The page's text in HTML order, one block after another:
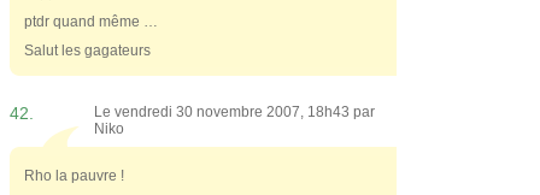
ptdr quand même …
Salut les gagateurs
42.
Le vendredi 30 novembre 2007, 18h43 par
Niko
Rho la pauvre !